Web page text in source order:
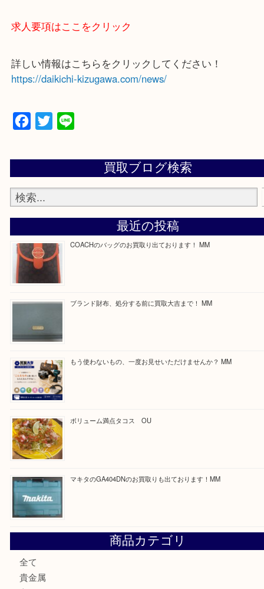
買取専門店 大吉 ガーデンモール木津川店に来てよ
思っていただけるよう一点一点、丁寧に査定させて
—お知らせ—
最後に当店では現在正社員を募集しておりますの
る方はお気軽にお問合せください！
求人要項はここをクリック
詳しい情報はこちらをクリックしてください！
https://daikichi-kizugawa.com/news/
Facebook
Twitter